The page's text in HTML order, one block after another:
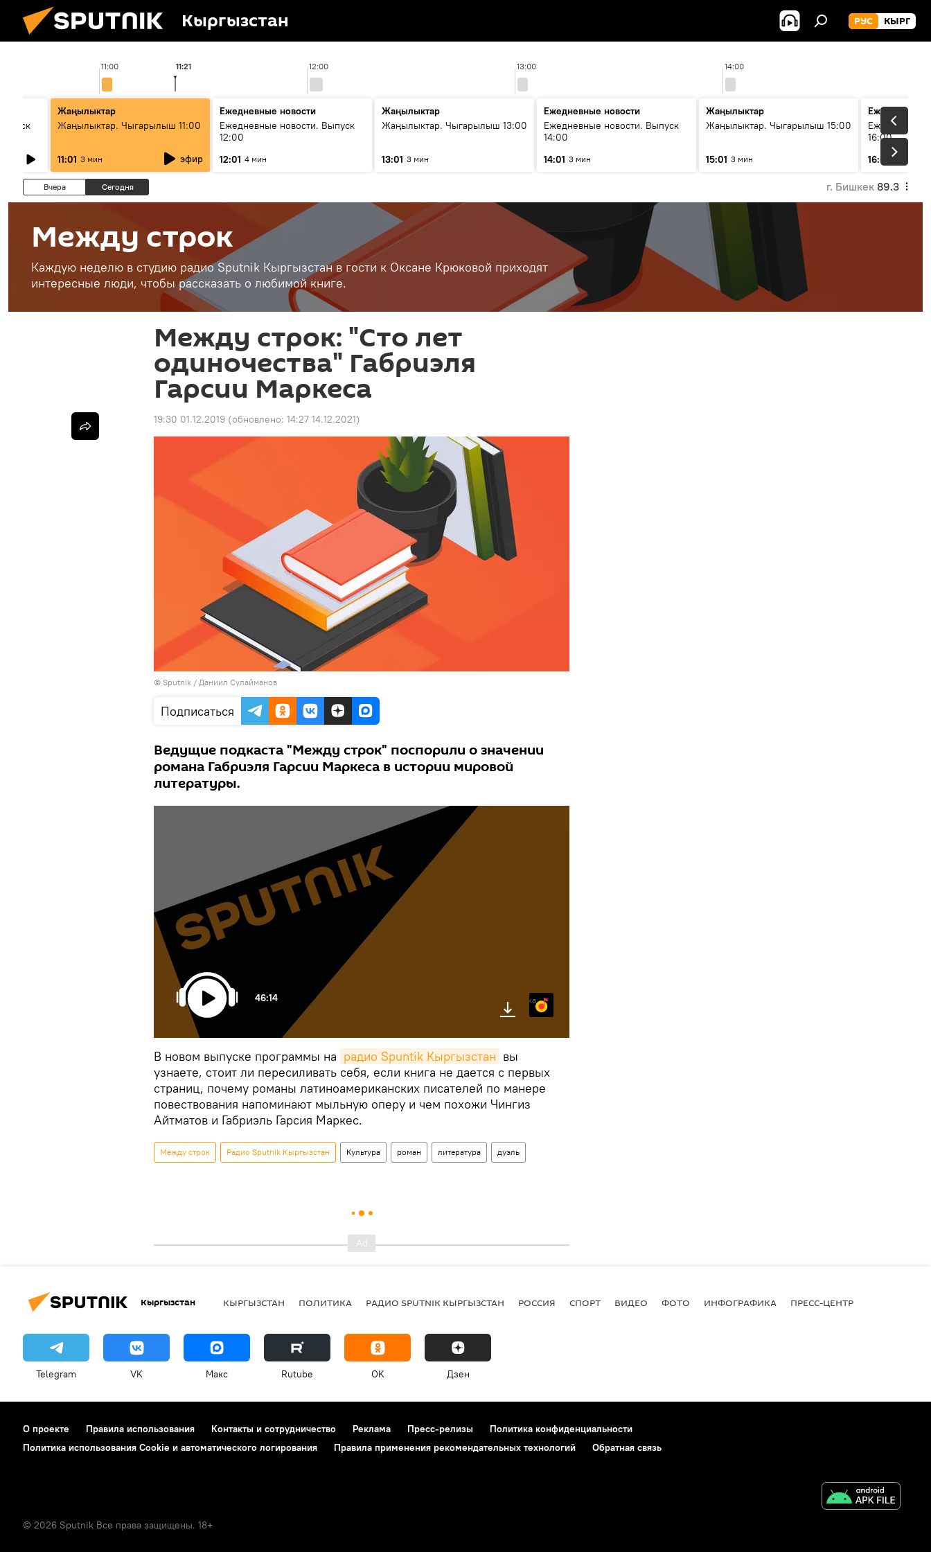
Кыргызстан РУС КЫРГ
11:00 12:00 13:00 14:00
11:21
Жаңылыктар
Жаңылыктар. Чыгарылыш 11:00
11:01 3 мин эфир
Ежедневные новости
Ежедневные новости. Выпуск
12:00
12:01 4 мин
Жаңылыктар
Жаңылыктар. Чыгарылыш 13:00
13:01 3 мин
Ежедневные новости
Ежедневные новости. Выпуск
14:00
14:01 3 мин
Жаңылыктар
Жаңылыктар. Чыгарылыш 15:00
15:01 3 мин
Ежедневные
Ежедневные
16:00
16:01
3 мин
Вчера Сегодня г. Бишкек 89.3
Между строк
Каждую неделю в студию радио Sputnik Кыргызстан в гости к Оксане Крюковой приходят
интересные люди, чтобы рассказать о любимой книге.
Между строк: "Сто лет
одиночества" Габриэля
Гарсии Маркеса
19:30 01.12.2019 (обновлено: 14:27 14.12.2021)
© Sputnik / Даниил Сулайманов
Подписаться
Ведущие подкаста "Между строк" поспорили о значении
романа Габриэля Гарсии Маркеса в истории мировой
литературы.
46:14 Яндекс.Музыка
В новом выпуске программы на радио Spuntik Кыргызстан вы
узнаете, стоит ли пересиливать себя, если книга не дается с первых
страниц, почему романы латиноамериканских писателей по манере
повествования напоминают мыльную оперу и чем похожи Чингиз
Айтматов и Габриэль Гарсия Маркес.
Между строк Радио Sputnik Кыргызстан Культура роман литература дуэль
Кыргызстан КЫРГЫЗСТАН ПОЛИТИКА РАДИО SPUTNIK КЫРГЫЗСТАН РОССИЯ СПОРТ ВИДЕО ФОТО ИНФОГРАФИКА ПРЕСС-ЦЕНТР
Telegram VK Макс Rutube OK Дзен
О проекте Правила использования Контакты и сотрудничество Реклама Пресс-релизы
Политика конфиденциальности
Политика использования Cookie и автоматического логирования
Правила применения рекомендательных технологий Обратная связь
© 2026 Sputnik Все права защищены. 18+